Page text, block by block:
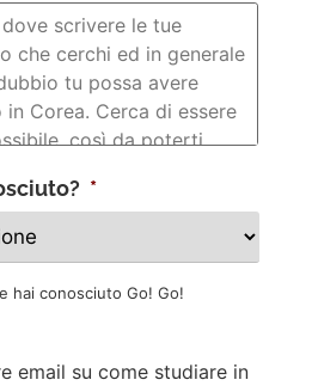
*
hai conosciuto Go! Go!
email su come studiare in